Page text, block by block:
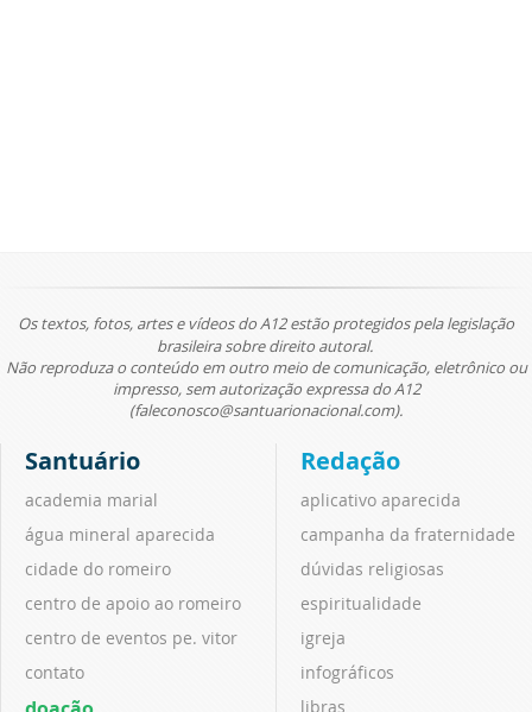
Os textos, fotos, artes e vídeos do A12 estão protegidos pela legislação
brasileira sobre direito autoral.
Não reproduza o conteúdo em outro meio de comunicação, eletrônico ou
impresso, sem autorização expressa do A12
(faleconosco@santuarionacional.com).
Santuário
academia marial
água mineral aparecida
cidade do romeiro
centro de apoio ao romeiro
centro de eventos pe. vitor
contato
Redação
aplicativo aparecida
campanha da fraternidade
dúvidas religiosas
espiritualidade
igreja
infográficos
libras